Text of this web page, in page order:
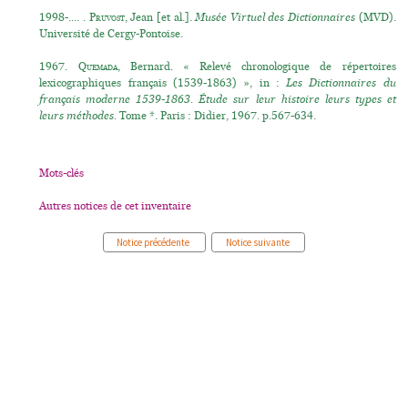
1998-.... . Pruvost, Jean [et al.].Musée Virtuel des Dictionnaires(MVD).
Université de Cergy-Pontoise.
1967. Quemada, Bernard. « Relevé chronologique de répertoires
lexicographiques français (1539-1863) », in :Les Dictionnaires du
français moderne 1539-1863. Étude sur leur histoire leurs types et
leurs méthodes. Tome *. Paris : Didier, 1967. p.567-634.
Mots-clés
Autres notices de cet inventaire
Notice précédente Notice suivante